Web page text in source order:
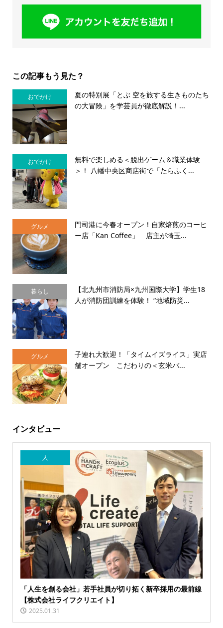
この記事もう見た？
おでかけ
夏の特別展「とぶ 空を旅する生きものたち
の大冒険」を学芸員が徹底解説！...
おでかけ
無料で楽しめる＜脱出ゲーム＆職業体験
＞！ 八幡中央区商店街で「たらふく...
グルメ
門司港に今春オープン！自家焙煎のコーヒ
ー店「Kan Coffee」 店主が埼玉...
暮らし
【北九州市消防局×九州国際大学】学生18
人が消防団訓練を体験！ “地域防災...
グルメ
子連れ大歓迎！「タイムイズライス」実店
舗オープン こだわりの＜玄米バ...
インタビュー
人
「人生を創る会社」若手社員が切り拓く新卒採用の最前線
【株式会社ライフクリエイト】
2025.01.31